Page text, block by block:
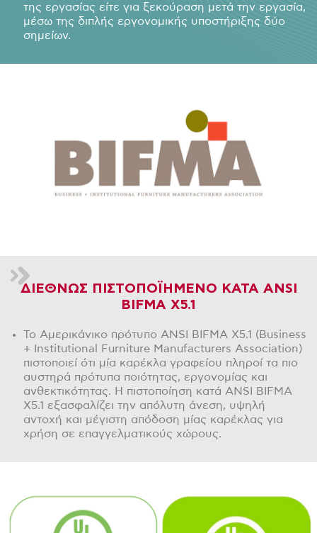
της εργασίας είτε για ξεκούραση μετά την εργασία,
μέσω της διπλής εργονομικής υποστήριξης δύο
σημείων.
ΔΙΕΘΝΩΣ ΠΙΣΤΟΠΟΪΗΜΕΝΟ ΚΑΤΑ ANSI
BIFMA X5.1
Το Αμερικάνικο πρότυπο ANSI BIFMA X5.1 (Business
+ Institutional Furniture Manufacturers Association)
πιστοποιεί ότι μία καρέκλα γραφείου πληροί τα πιο
αυστηρά πρότυπα ποιότητας, εργονομίας και
ανθεκτικότητας. Η πιστοποίηση κατά ANSI BIFMA
X5.1 εξασφαλίζει την απόλυτη άνεση, υψηλή
αντοχή και μέγιστη απόδοση μίας καρέκλας για
χρήση σε επαγγελματικούς χώρους.